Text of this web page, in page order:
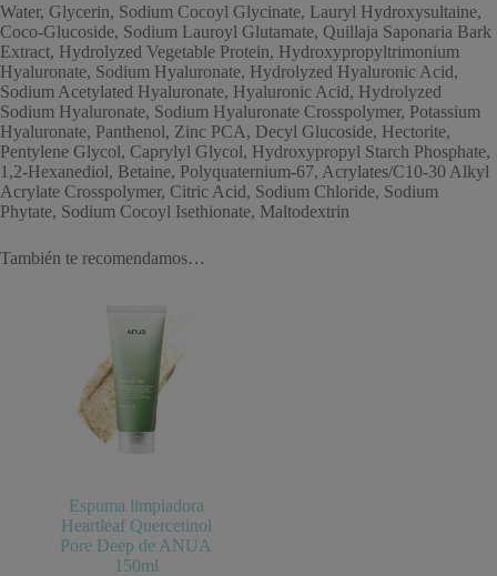
Water, Glycerin, Sodium Cocoyl Glycinate, Lauryl Hydroxysultaine,
Coco-Glucoside, Sodium Lauroyl Glutamate, Quillaja Saponaria Bark
Extract, Hydrolyzed Vegetable Protein, Hydroxypropyltrimonium
Hyaluronate, Sodium Hyaluronate, Hydrolyzed Hyaluronic Acid,
Sodium Acetylated Hyaluronate, Hyaluronic Acid, Hydrolyzed
Sodium Hyaluronate, Sodium Hyaluronate Crosspolymer, Potassium
Hyaluronate, Panthenol, Zinc PCA, Decyl Glucoside, Hectorite,
Pentylene Glycol, Caprylyl Glycol, Hydroxypropyl Starch Phosphate,
1,2-Hexanediol, Betaine, Polyquaternium-67, Acrylates/C10-30 Alkyl
Acrylate Crosspolymer, Citric Acid, Sodium Chloride, Sodium
Phytate, Sodium Cocoyl Isethionate, Maltodextrin
También te recomendamos…
Espuma limpiadora
Heartleaf Quercetinol
Pore Deep de ANUA
150ml